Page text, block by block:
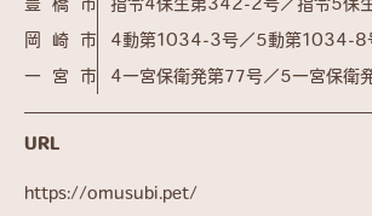
岡崎市 4動第1034-3号／5動第1034-8
一宮市 4一宮保衛発第77号／5一宮保衛
URL
https://omusubi.pet/